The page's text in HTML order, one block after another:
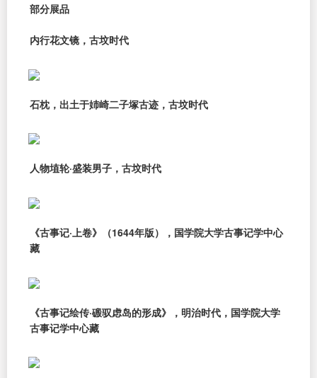
部分展品
内行花文镜，古坟时代
石枕，出土于姉崎二子塚古迹，古坟时代
人物埴轮·盛装男子，古坟时代
《古事记·上卷》（1644年版），国学院大学古事记学中心
藏
《古事记绘传·磤驭虑岛的形成》，明治时代，国学院大学
古事记学中心藏